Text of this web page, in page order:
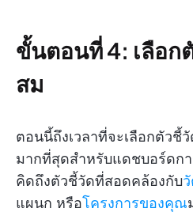
ขั้นตอนที่ 4: เลือก
สม
ตอนนี้ถึงเวลาที่จะเลือกตัวชี้
มากที่สุดสำหรับแดชบอร์ดก
คิดถึงตัวชี้วัดที่สอดคล้องกับ
แผนก หรือโครงการของคุณ